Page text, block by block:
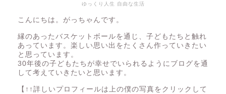
ゆっくり人生 自由な生活
こんにちは。がっちゃんです。
縁のあったバスケットボールを通じ、子どもたちと触れ
あっています。楽しい思い出をたくさん作っていきたい
と思っています。
30年後の子どもたちが幸せでいられるようにブログを通
して考えていきたいと思います。
【↑↑詳しいプロフィールは上の僕の写真をクリックして